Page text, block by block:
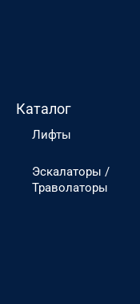
Каталог
Лифты
Эскалаторы /
Траволаторы